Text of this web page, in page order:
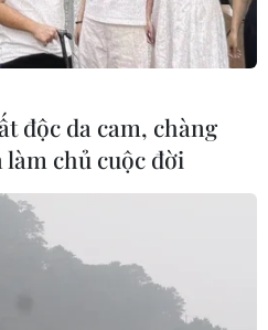
độc da cam, chàng
chủ cuộc đời